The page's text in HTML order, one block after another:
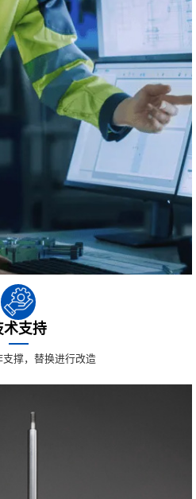
术支持
撑，替换进行改造